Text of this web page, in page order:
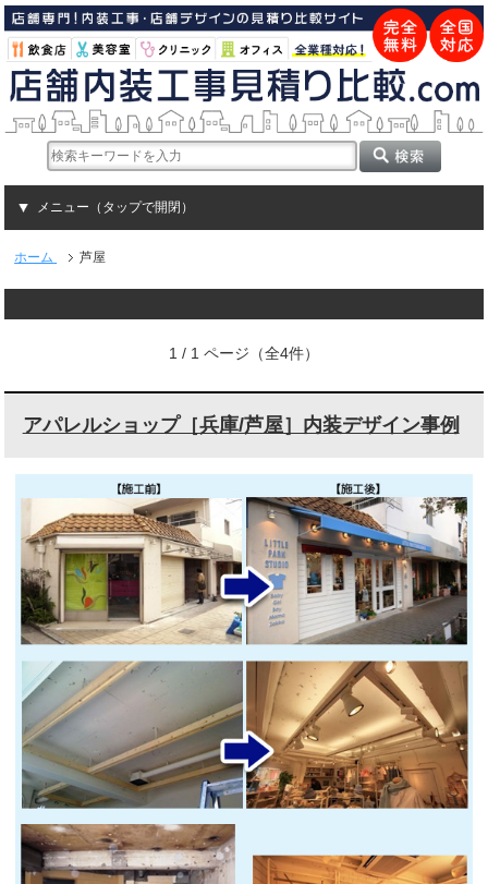
メニュー（タップで開閉）
ホーム 芦屋
1 / 1 ページ（全4件）
アパレルショップ［兵庫/芦屋］内装デザイン事例